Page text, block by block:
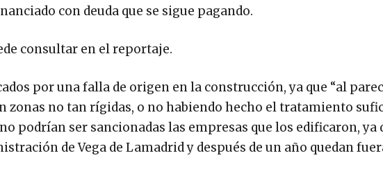
con deuda que se sigue pagando.
consultar en el reportaje.
por una falla de origen en la construcción, ya que “al
zonas no tan rígidas, o no habiendo hecho el tratamiento
podrían ser sancionadas las empresas que los edificaron, ya
de Vega de Lamadrid y después de un año quedan